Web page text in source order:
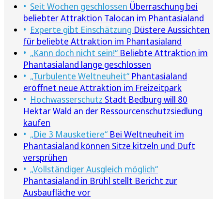
Seit Wochen geschlossen Überraschung bei
beliebter Attraktion Talocan im Phantasialand
Experte gibt Einschätzung Düstere Aussichten
für beliebte Attraktion im Phantasialand
„Kann doch nicht sein!“ Beliebte Attraktion im
Phantasialand lange geschlossen
„Turbulente Weltneuheit“ Phantasialand
eröffnet neue Attraktion im Freizeitpark
Hochwasserschutz Stadt Bedburg will 80
Hektar Wald an der Ressourcenschutzsiedlung
kaufen
„Die 3 Mausketiere“ Bei Weltneuheit im
Phantasialand können Sitze kitzeln und Duft
versprühen
„Vollständiger Ausgleich möglich“
Phantasialand in Brühl stellt Bericht zur
Ausbaufläche vor